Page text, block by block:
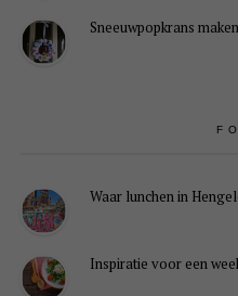
Sneeuwpopkrans
Waar lunchen in
Inspiratie voor een